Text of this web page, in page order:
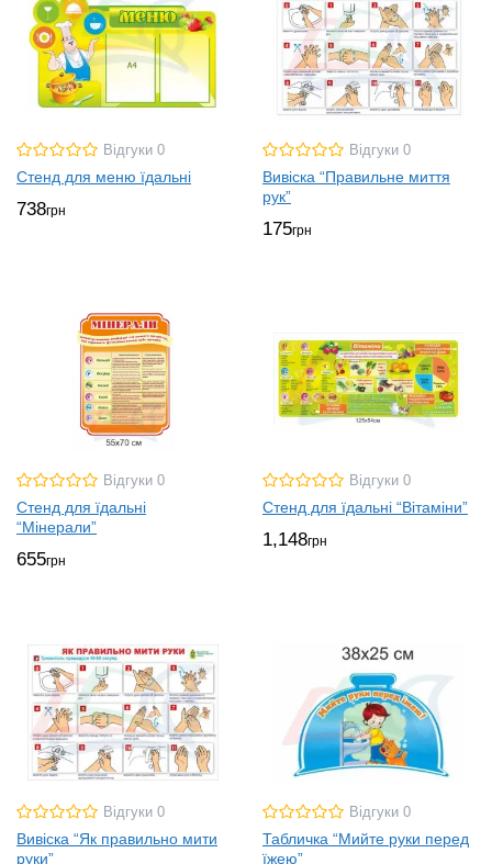
Відгуки 0
Стенд для меню їдальні
738грн
Відгуки 0
Вивіска “Правильне миття
рук”
175грн
Відгуки 0
Стенд для їдальні
“Мінерали”
655грн
Відгуки 0
Стенд для їдальні “Вітаміни”
1,148грн
Відгуки 0
Вивіска “Як правильно мити
руки”
Відгуки 0
Табличка “Мийте руки перед
їжею”